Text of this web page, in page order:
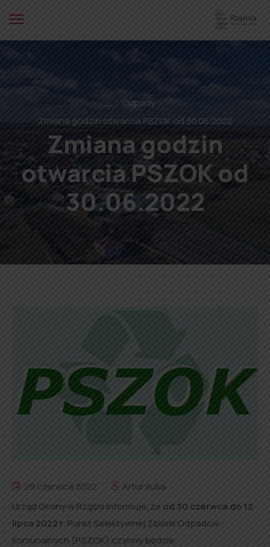
⌂
Odpady
Zmiana godzin otwarcia PSZOK od 30.06.2022
Zmiana godzin
otwarcia PSZOK od
30.06.2022
29 czerwca 2022
Artur Ruka
Urząd Gminy w Rząśni informuje, że od 30 czerwca do 12
lipca 2022 r. Punkt Selektywnej Zbiórki Odpadów
Komunalnych (PSZOK) czynny będzie: